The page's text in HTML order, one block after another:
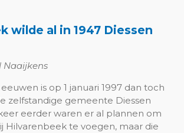
wilde al in 1947 Diessen
Naaijkens
is op 1 januari 1997 dan toch
zelfstandige gemeente Diessen
eerder waren er al plannen om
Hilvarenbeek te voegen, maar die